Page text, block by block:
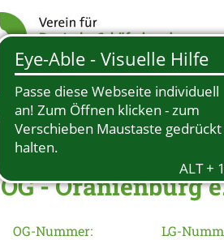
OG - Oranienburg
OG-Nummer: LG-